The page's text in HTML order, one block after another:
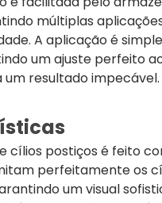
múltiplas
A aplicação é
um ajuste perfeito
um resultado impecável.
cílios postiços é feito
perfeitamente os
um visual